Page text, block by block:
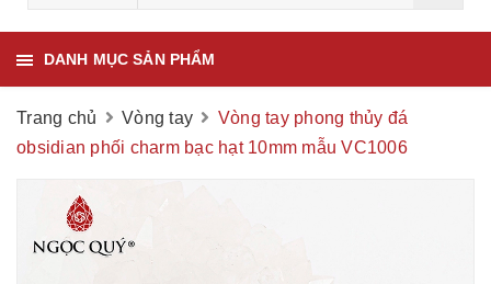
DANH MỤC SẢN PHẨM
Trang chủ Vòng tay
Vòng tay phong thủy đá
obsidian phối charm bạc hạt 10mm mẫu VC1006